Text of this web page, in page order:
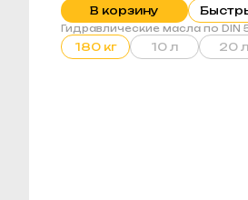
В корзину
Гидравлические масла по DIN
180 кг 10 л 20 л